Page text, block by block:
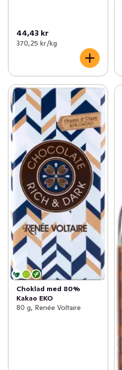
44,43 kr
370,25 kr /kg
Choklad med 80%
Kakao EKO
80 g, Renée Voltaire